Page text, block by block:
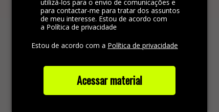
utilizá-los para o envio de comunicações e
para contactar-me para tratar dos assuntos
de meu interesse. Estou de acordo com
a Política de privacidade
Estou de acordo com a Política de privacidade
Acessar material
A plataforma omnichannel é ideal para integrar
todos os canais da empresa, padronizando a
comunicação e gerando satisfação no